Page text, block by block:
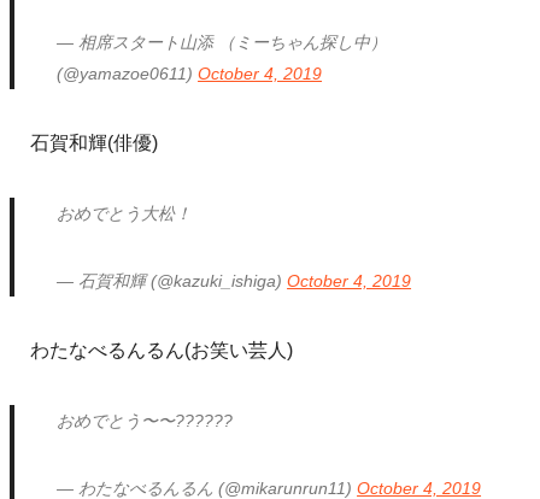
— 相席スタート山添 （ミーちゃん探し中）
(@yamazoe0611)October 4, 2019
石賀和輝(俳優)
おめでとう大松！
— 石賀和輝 (@kazuki_ishiga)October 4, 2019
わたなべるんるん(お笑い芸人)
おめでとう〜〜??????
— わたなべるんるん (@mikarunrun11)October 4, 2019